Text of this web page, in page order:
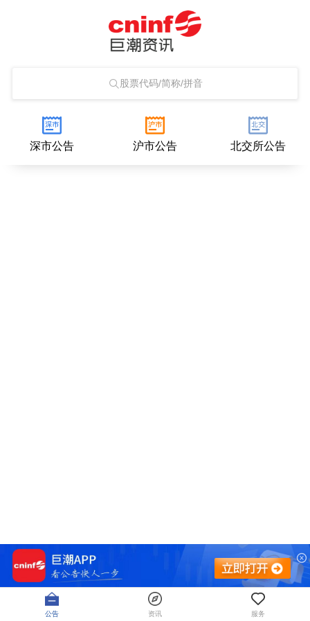
股票代码/简称/拼音
深市公告 沪市公告 北交所公告
公告 资讯 服务